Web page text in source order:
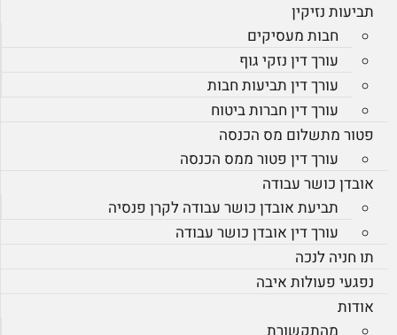
תביעות נזיקין
חבות מעסיקים
עורך דין נזקי גוף
עורך דין תביעות חבות
עורך דין חברות ביטוח
פטור מתשלום מס הכנסה
עורך דין פטור ממס הכנסה
אובדן כושר עבודה
תביעת אובדן כושר עבודה לקרן פנסיה
עורך דין אובדן כושר עבודה
תו חניה לנכה
נפגעי פעולות איבה
אודות